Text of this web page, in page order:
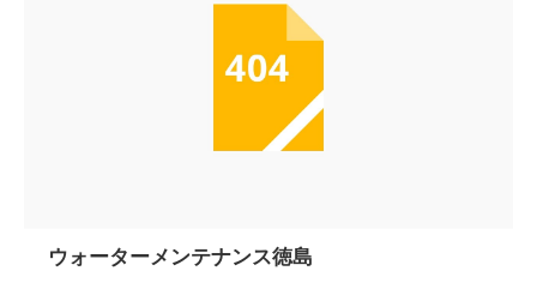
ウォーターメンテナンス徳島